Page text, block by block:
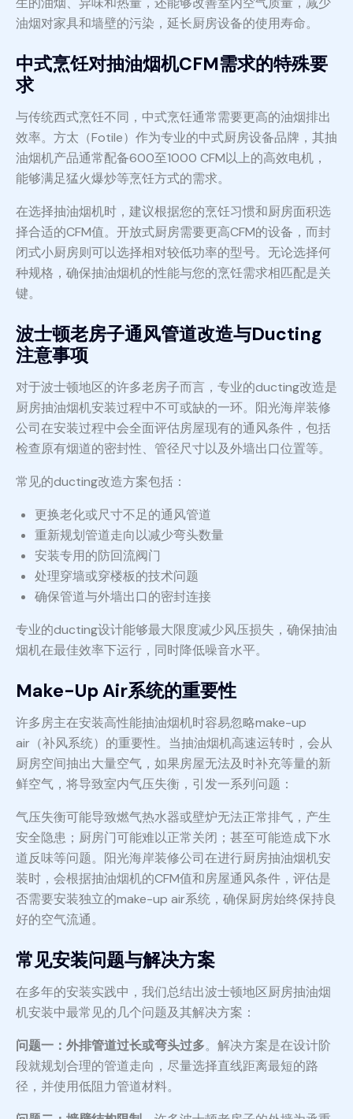
油烟对家具和墙壁的污染，延长厨房设备的使用寿命。
中式烹饪对抽油烟机CFM需求的特殊要
求
与传统西式烹饪不同，中式烹饪通常需要更高的油烟排出
效率。方太（Fotile）作为专业的中式厨房设备品牌，其抽
油烟机产品通常配备600至1000 CFM以上的高效电机，
能够满足猛火爆炒等烹饪方式的需求。
在选择抽油烟机时，建议根据您的烹饪习惯和厨房面积选
择合适的CFM值。开放式厨房需要更高CFM的设备，而封
闭式小厨房则可以选择相对较低功率的型号。无论选择何
种规格，确保抽油烟机的性能与您的烹饪需求相匹配是关
键。
波士顿老房子通风管道改造与Ducting
注意事项
对于波士顿地区的许多老房子而言，专业的ducting改造是
厨房抽油烟机安装过程中不可或缺的一环。阳光海岸装修
公司在安装过程中会全面评估房屋现有的通风条件，包括
检查原有烟道的密封性、管径尺寸以及外墙出口位置等。
常见的ducting改造方案包括：
更换老化或尺寸不足的通风管道
重新规划管道走向以减少弯头数量
安装专用的防回流阀门
处理穿墙或穿楼板的技术问题
确保管道与外墙出口的密封连接
专业的ducting设计能够最大限度减少风压损失，确保抽油
烟机在最佳效率下运行，同时降低噪音水平。
Make-Up Air系统的重要性
许多房主在安装高性能抽油烟机时容易忽略make-up
air（补风系统）的重要性。当抽油烟机高速运转时，会从
厨房空间抽出大量空气，如果房屋无法及时补充等量的新
鲜空气，将导致室内气压失衡，引发一系列问题：
气压失衡可能导致燃气热水器或壁炉无法正常排气，产生
安全隐患；厨房门可能难以正常关闭；甚至可能造成下水
道反味等问题。阳光海岸装修公司在进行厨房抽油烟机安
装时，会根据抽油烟机的CFM值和房屋通风条件，评估是
否需要安装独立的make-up air系统，确保厨房始终保持良
好的空气流通。
常见安装问题与解决方案
在多年的安装实践中，我们总结出波士顿地区厨房抽油烟
机安装中最常见的几个问题及其解决方案：
问题一：外排管道过长或弯头过多。解决方案是在设计阶
段就规划合理的管道走向，尽量选择直线距离最短的路
径，并使用低阻力管道材料。